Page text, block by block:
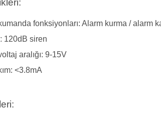
fonksiyonları: Alarm kurma / alarm
120dB siren
aralığı: 9-15V
<3.8mA